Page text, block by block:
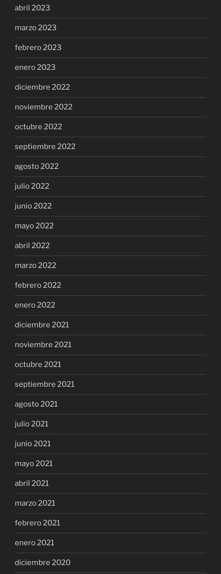
abril 2023
marzo 2023
febrero 2023
enero 2023
diciembre 2022
noviembre 2022
octubre 2022
septiembre 2022
agosto 2022
julio 2022
junio 2022
mayo 2022
abril 2022
marzo 2022
febrero 2022
enero 2022
diciembre 2021
noviembre 2021
octubre 2021
septiembre 2021
agosto 2021
julio 2021
junio 2021
mayo 2021
abril 2021
marzo 2021
febrero 2021
enero 2021
diciembre 2020